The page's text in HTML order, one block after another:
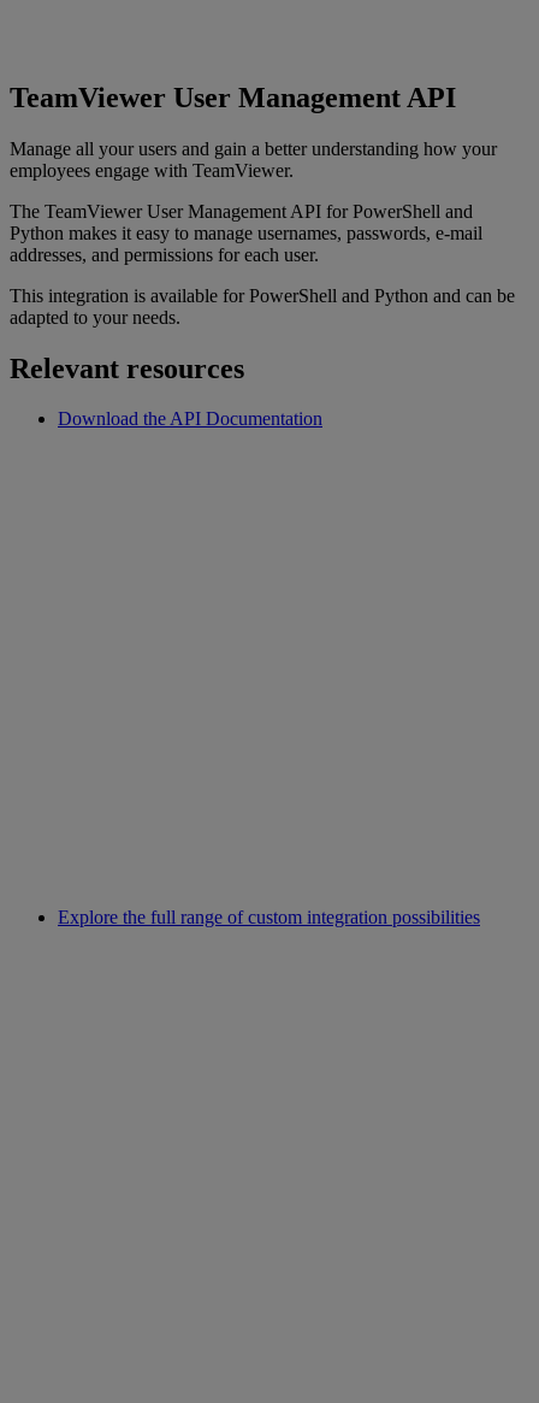
TeamViewer User Management API
Manage all your users and gain a better understanding how your
employees engage with TeamViewer.
The TeamViewer User Management API for PowerShell and
Python makes it easy to manage usernames, passwords, e-mail
addresses, and permissions for each user.
This integration is available for PowerShell and Python and can be
adapted to your needs.
Relevant resources
Download the API Documentation
Explore the full range of custom integration possibilities